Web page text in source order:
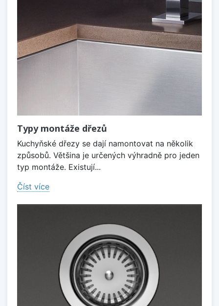
Typy montáže dřezů
Kuchyňské dřezy se dají namontovat na několik
způsobů. Většina je určených výhradně pro jeden
typ montáže. Existují...
Číst více